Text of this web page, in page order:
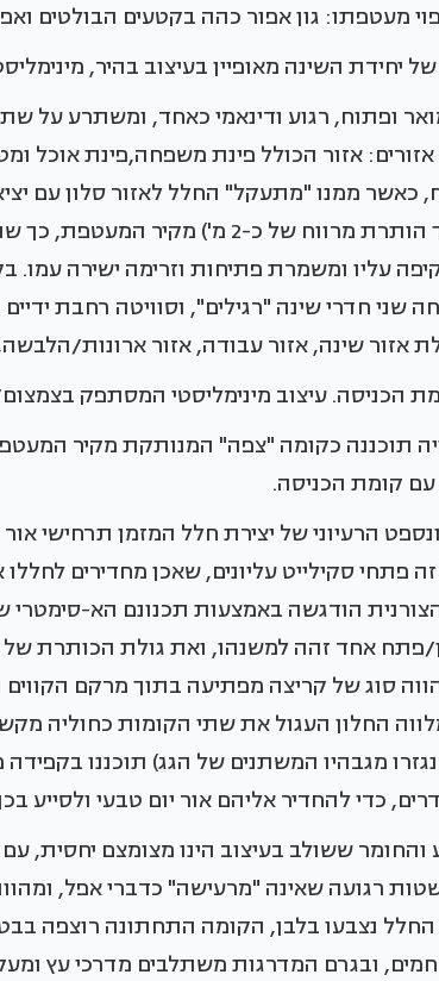
מעטפתו: גון אפור כהה בקטעים הבולטים
יחידת השינה מאופיין בעיצוב בהיר,
ופתוח, רגוע ודינאמי כאחד, ומשתרע על
אזור הכולל פינת משפחה,פינת אוכל
כאשר ממנו "מתעקל" החלל לאזור סלון עם
במנותק (תוך הותרת מרווח של כ-2
עליו ומשמרת פתיחות וזרימה ישירה עמו.
שני חדרי שינה "רגילים", וסוויטה רחבת ידיים
אזור שינה, אזור עבודה, אזור ארונות/
הכניסה. עיצוב מינימליסטי המסתפק
תוכננה כקומה "צפה" המנותקת מקיר
עם קומת הכניסה.
הרעיוני של יצירת חלל המזמן תרחישי אור
פתחי סקילייט עליונים, שאכן מחדירים
הודגשה באמצעות תכנונם הא-
פתח אחד זהה למשנהו, ואת גולת הכותרת של
סוג של קריצה מפתיעה בתוך מרקם
החלון העגול את שתי הקומות כחוליה
מגבהיו המשתנים של הגג) תוכננו
כדי להחדיר אליהם אור יום טבעי ולסייע
ששולב בעיצוב הינו מצומצם יחסית,
רגועה שאינה "מרעישה" כדברי אפל,
נצבעו בלבן, הקומה התחתונה רוצפה
ובגרם המדרגות משתלבים מדרכי עץ